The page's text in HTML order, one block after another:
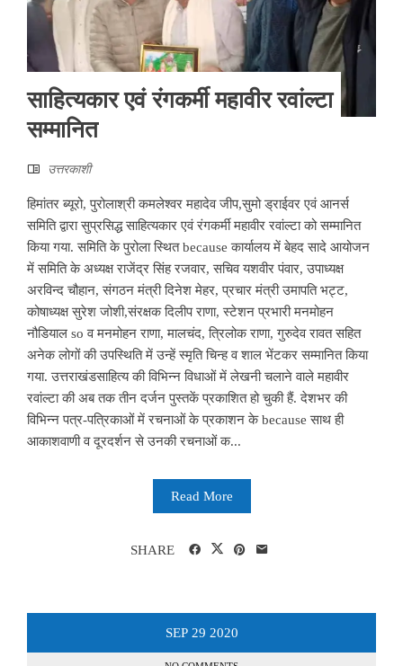
साहित्यकार एवं रंगकर्मी महावीर रवांल्टा
सम्मानित
उत्तरकाशी
हिमांतर ब्यूरो, पुरोलाश्री कमलेश्वर महादेव जीप,सुमो ड्राईवर एवं आनर्स
समिति द्वारा सुप्रसिद्ध साहित्यकार एवं रंगकर्मी महावीर रवांल्टा को सम्मानित
किया गया. समिति के पुरोला स्थित because कार्यालय में बेहद सादे आयोजन
में समिति के अध्यक्ष राजेंद्र सिंह रजवार, सचिव यशवीर पंवार, उपाध्यक्ष
अरविन्द चौहान, संगठन मंत्री दिनेश मेहर, प्रचार मंत्री उमापति भट्ट,
कोषाध्यक्ष सुरेश जोशी,संरक्षक दिलीप राणा, स्टेशन प्रभारी मनमोहन
नौडियाल so व मनमोहन राणा, मालचंद, त्रिलोक राणा, गुरुदेव रावत सहित
अनेक लोगों की उपस्थिति में उन्हें स्मृति चिन्ह व शाल भेंटकर सम्मानित किया
गया. उत्तराखंडसाहित्य की विभिन्न विधाओं में लेखनी चलाने वाले महावीर
रवांल्टा की अब तक तीन दर्जन पुस्तकें प्रकाशित हो चुकी हैं. देशभर की
विभिन्न पत्र-पत्रिकाओं में रचनाओं के प्रकाशन के because साथ ही
आकाशवाणी व दूरदर्शन से उनकी रचनाओं क...
Read More
SHARE
SEP 29 2020